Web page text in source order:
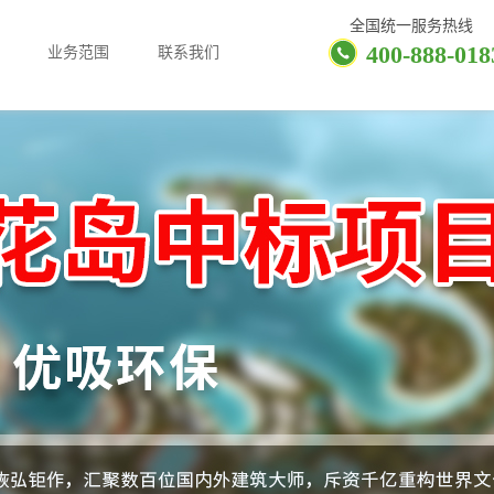
全国统一服务热线
400-888-
业务范围 联系我们